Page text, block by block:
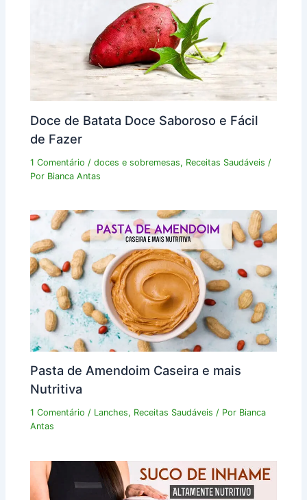
Doce de Batata Doce Saboroso e Fácil
de Fazer
1 Comentário /doces e sobremesas, Receitas Saudáveis /
Por Bianca Antas
Pasta de Amendoim Caseira e mais
Nutritiva
1 Comentário / Lanches, Receitas Saudáveis / Por Bianca
Antas